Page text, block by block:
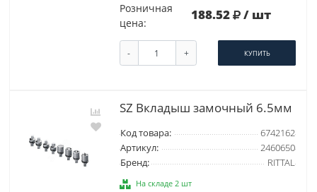
Розничная
цена:
188.52 / шт
- + КУПИТЬ
SZ Вкладыш замочный 6.5мм
Код товара:
6742162
Артикул:
2460650
Бренд:
RITTAL
На складе 2 шт